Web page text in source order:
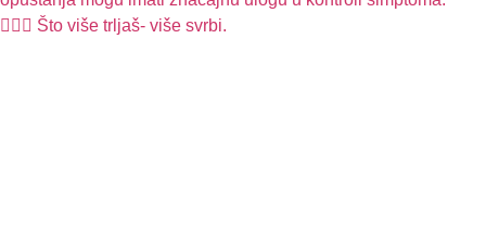
🧏🏻‍♀️ Što više trljaš- više svrbi.